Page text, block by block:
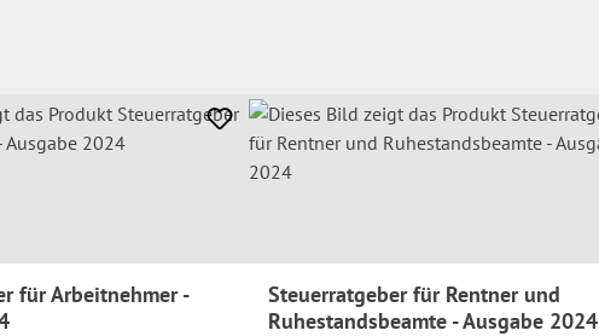
für Arbeitnehmer -
Steuerratgeber für Rentner und
Ruhestandsbeamte - Ausgabe 2024